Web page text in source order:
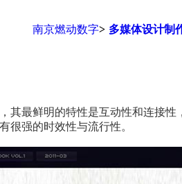
南京燃动数字> 多媒体设计制
其最鲜明的特性是互动性和连接
很强的时效性与流行性。